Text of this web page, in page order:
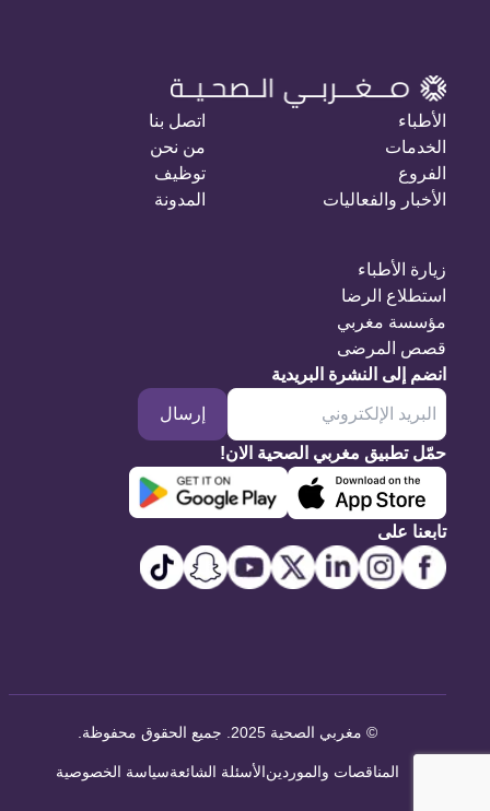
الأطباء
الخدمات
الفروع
الأخبار والفعاليات
اتصل بنا
من نحن
توظيف
المدونة
زيارة الأطباء
استطلاع الرضا
مؤسسة مغربي
قصص المرضى
انضم إلى النشرة البريدية
إرسال
حمّل تطبيق مغربي الصحية الان!
تابعنا على
© مغربي الصحية 2025. جميع الحقوق محفوظة
المناقصات والموردينالأسئلة الشائعةسياسة الخصوصية